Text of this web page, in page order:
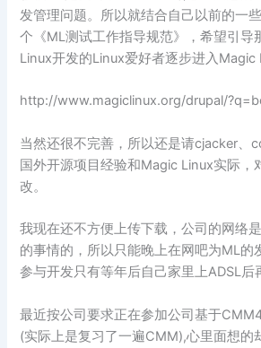
发管理问题。所以就结合自己以前的一
个《ML测试工作指导规范》，希望引导
Linux开发的Linux爱好者逐步进入Magic
http://www.magiclinux.org/drupal/
当然还很不完善，所以还是请cjacker、
国外开源项目经验和Magic Linux实际，
改。
我现在还不方便上传下载，公司的网络
的事情的，所以只能晚上在网吧为ML的
参与开发只有等年后自己家里上ADSL后
最近按公司要求正在参加公司基于
(实际上是复习了一遍CMM),心里面想的